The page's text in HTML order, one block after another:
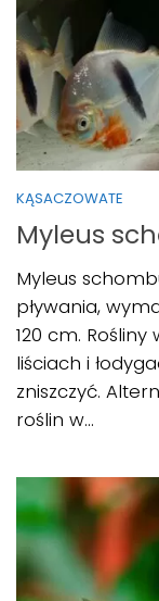
KĄSACZOWATE
Myleus
Myleus
pływania,
120 cm.
liściach i
zniszczyć.
roślin w...